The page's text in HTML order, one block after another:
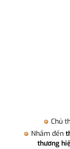
Chủ
Nhắm đến
thương